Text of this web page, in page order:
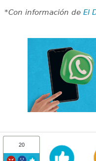
*Con información de El
20